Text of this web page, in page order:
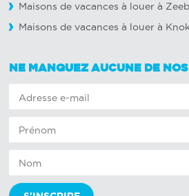
Maisons de vacances à louer à
Maisons de vacances à louer à
NE MANQUEZ AUCUNE DE